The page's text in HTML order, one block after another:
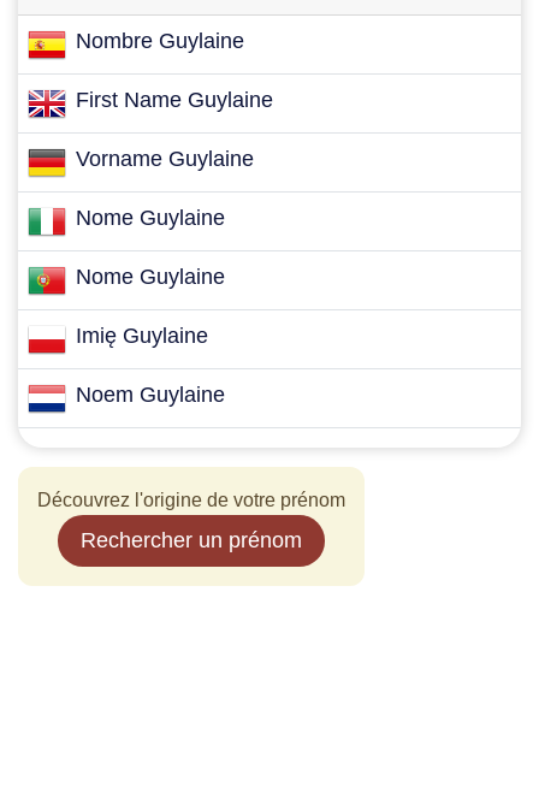
Nombre Guylaine
First Name Guylaine
Vorname Guylaine
Nome Guylaine
Nome Guylaine
Imię Guylaine
Noem Guylaine
Découvrez l'origine de votre prénom
Rechercher un prénom